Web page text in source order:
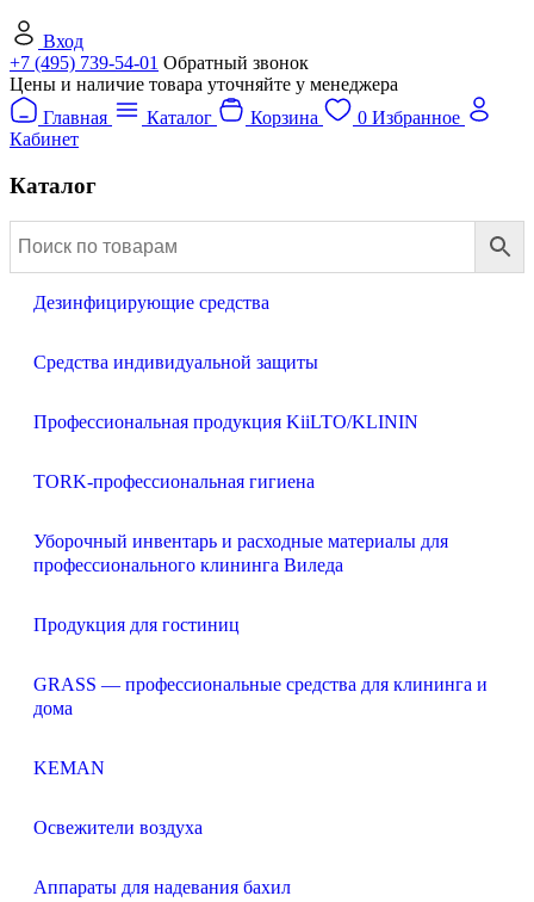
Вход
+7 (495) 739-54-01 Обратный звонок
Цены и наличие товара уточняйте у менеджера
Главная
Каталог Корзина 0 Избранное
Кабинет
Каталог
Дезинфицирующие средства
Средства индивидуальной защиты
Профессиональная продукция KiiLTO/KLININ
TORK-профессиональная гигиена
Уборочный инвентарь и расходные материалы для
профессионального клининга Виледа
Продукция для гостиниц
GRASS — профессиональные средства для клининга и
дома
KEMAN
Освежители воздуха
Аппараты для надевания бахил